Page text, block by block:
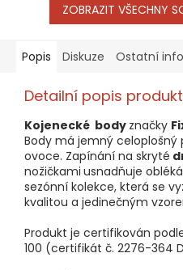
ZOBRAZIT VŠECHNY
Popis Diskuze Ostatní
Detailní popis
Kojenecké body značky
Body má jemný celoplošný
ovoce. Zapínání na skryté
nožičkami usnadňuje
sezónní kolekce, která se
kvalitou a jedinečným
Produkt je certifikován
100 (certifikát č. 2276-364